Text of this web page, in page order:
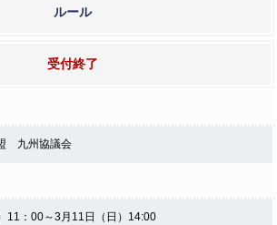
ルール
受付終了
九州協議会
11：00～3月11日（日）14:00